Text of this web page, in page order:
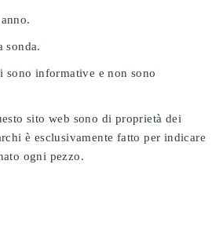
sonda.
informative e non sono
sito web sono di proprietà dei
è esclusivamente fatto per indicare
ogni pezzo.